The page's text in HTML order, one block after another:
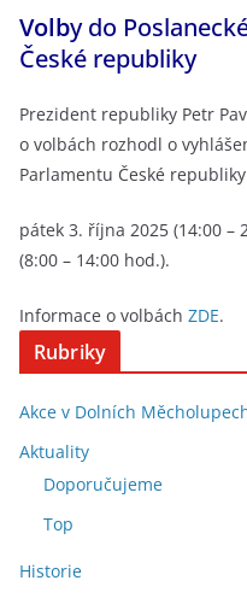
Volby do
České republiky
Prezident republiky Petr
o volbách rozhodl o
Parlamentu České
pátek 3. října 2025 (14:00 –
(8:00 – 14:00 hod.).
Informace o volbách ZDE.
Rubriky
Akce v Dolních
Aktuality
Doporučujeme
Top
Historie